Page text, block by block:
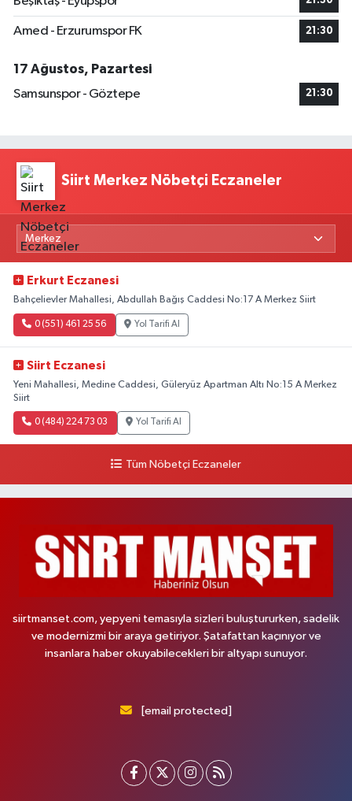
Amed - Erzurumspor FK 21:30
17 Ağustos, Pazartesi
Samsunspor - Göztepe
21:30
Siirt Merkez Nöbetçi Eczaneler
Erkurt Eczanesi
Bahçelievler Mahallesi, Abdullah Bağış Caddesi No:17 A Merkez Siirt
0 (551) 461 25 56 Yol Tarifi Al
Siirt Eczanesi
Yeni Mahallesi, Medine Caddesi, Güleryüz Apartman Altı No:15 A Merkez
Siirt
0 (484) 224 73 03 Yol Tarifi Al
Tüm Nöbetçi Eczaneler
siirtmanset.com, yepyeni temasıyla sizleri buluştururken, sadelik
ve modernizmi bir araya getiriyor. Şatafattan kaçınıyor ve
insanlara haber okuyabilecekleri bir altyapı sunuyor.
[email protected]